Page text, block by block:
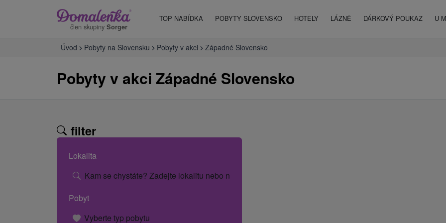
člen skupiny Sorger
TOP NABÍDKA POBYTY SLOVENSKO HOTELY LÁZNĚ DÁRKOVÝ POUKAZ U
Úvod Pobyty na Slovensku Pobyty v akci Západné Slovensko
Pobyty v akci Západné Slovensko
filter
Lokalita
Kam se chystáte? Zadejte lokalitu nebo název hotelu.
Pobyt
Vyberte typ pobytu